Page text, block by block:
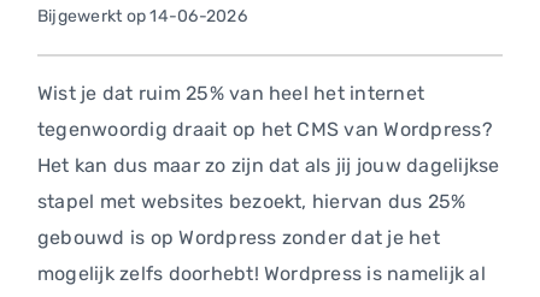
Bijgewerkt op 14-06-2026
Wist je dat ruim 25% van heel het internet
tegenwoordig draait op het CMS van Wordpress?
Het kan dus maar zo zijn dat als jij jouw dagelijkse
stapel met websites bezoekt, hiervan dus 25%
gebouwd is op Wordpress zonder dat je het
mogelijk zelfs doorhebt! Wordpress is namelijk al